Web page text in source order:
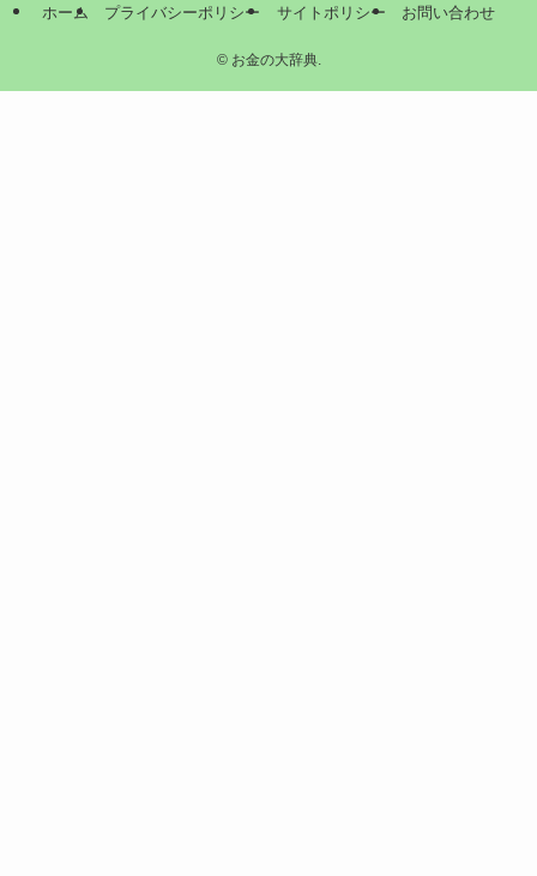
ホーム プライバシーポリシー サイトポリシー お問い合わせ
©お金の大辞典.